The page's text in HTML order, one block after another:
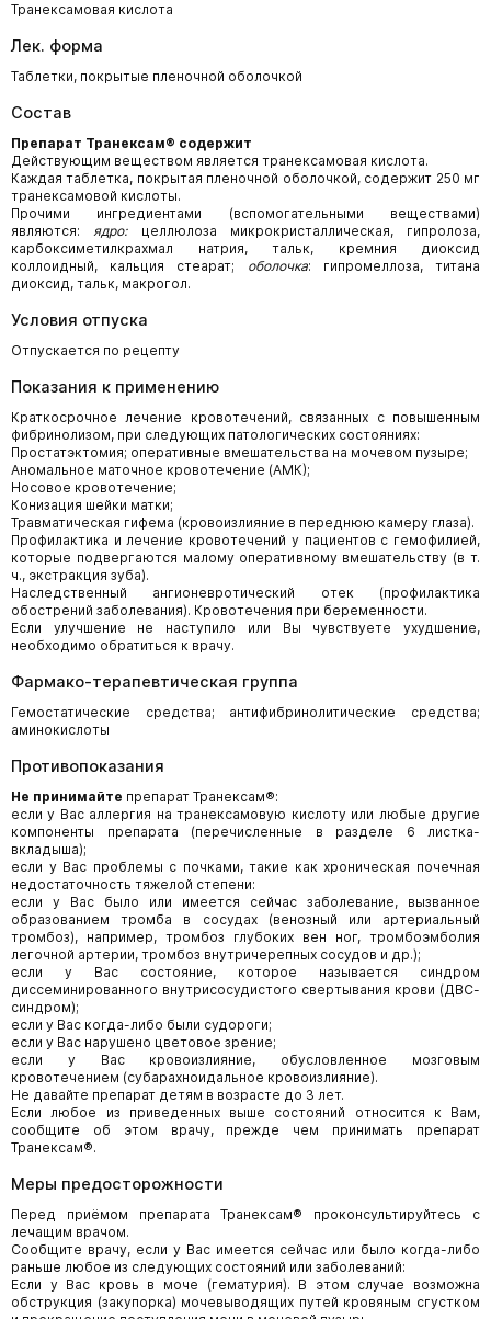
Транексамовая кислота
Лек. форма
Таблетки, покрытые пленочной оболочкой
Состав
Препарат Транексам® содержит
Действующим веществом является транексамовая кислота.
Каждая таблетка, покрытая пленочной оболочкой, содержит 250 мг
транексамовой кислоты.
Прочими ингредиентами (вспомогательными веществами)
являются:ядро:целлюлоза микрокристаллическая, гипролоза,
карбоксиметилкрахмал натрия, тальк, кремния диоксид
коллоидный, кальция стеарат; оболочка: гипромеллоза, титана
диоксид, тальк, макрогол.
Условия отпуска
Отпускается по рецепту
Показания к применению
Краткосрочное лечение кровотечений, связанных с повышенным
фибринолизом, при следующих патологических состояниях:
Простатэктомия; оперативные вмешательства на мочевом пузыре;
Аномальное маточное кровотечение (АМК);
Носовое кровотечение;
Конизация шейки матки;
Травматическая гифема (кровоизлияние в переднюю камеру глаза).
Профилактика и лечение кровотечений у пациентов с гемофилией,
которые подвергаются малому оперативному вмешательству (в т.
ч., экстракция зуба).
Наследственный ангионевротический отек (профилактика
обострений заболевания). Кровотечения при беременности.
Если улучшение не наступило или Вы чувствуете ухудшение,
необходимо обратиться к врачу.
Фармако-терапевтическая группа
Гемостатические средства; антифибринолитические средства;
аминокислоты
Противопоказания
Не принимайте препарат Транексам®:
если у Вас аллергия на транексамовую кислоту или любые другие
компоненты препарата (перечисленные в разделе 6 листка-
вкладыша);
если у Вас проблемы с почками, такие как хроническая почечная
недостаточность тяжелой степени:
если у Вас было или имеется сейчас заболевание, вызванное
образованием тромба в сосудах (венозный или артериальный
тромбоз), например, тромбоз глубоких вен ног, тромбоэмболия
легочной артерии, тромбоз внутричерепных сосудов и др.);
если у Вас состояние, которое называется синдром
диссеминированного внутрисосудистого свертывания крови (ДВС-
синдром);
если у Вас когда-либо были судороги;
если у Вас нарушено цветовое зрение;
если у Вас кровоизлияние, обусловленное мозговым
кровотечением (субарахноидальное кровоизлияние).
Не давайте препарат детям в возрасте до 3 лет.
Если любое из приведенных выше состояний относится к Вам,
сообщите об этом врачу, прежде чем принимать препарат
Транексам®.
Меры предосторожности
Перед приёмом препарата Транексам® проконсультируйтесь с
лечащим врачом.
Сообщите врачу, если у Вас имеется сейчас или было когда-либо
раньше любое из следующих состояний или заболеваний:
Если у Вас кровь в моче (гематурия). В этом случае возможна
обструкция (закупорка) мочевыводящих путей кровяным сгустком